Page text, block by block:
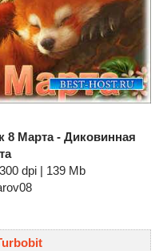
8 Марта - Диковинная
dpi | 139 Mb